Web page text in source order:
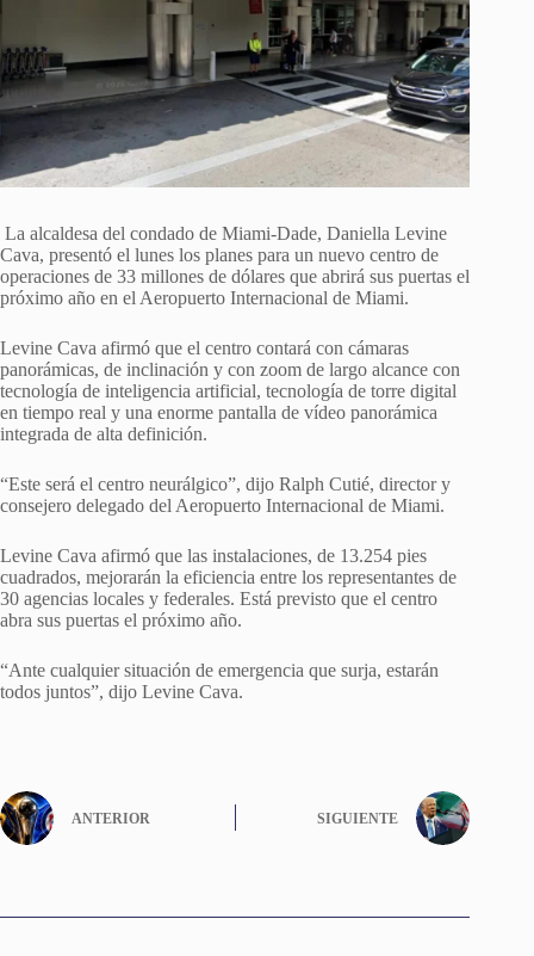
La alcaldesa del condado de Miami-Dade, Daniella Levine
Cava, presentó el lunes los planes para un nuevo centro de
operaciones de 33 millones de dólares que abrirá sus puertas el
próximo año en el Aeropuerto Internacional de Miami.
Levine Cava afirmó que el centro contará con cámaras
panorámicas, de inclinación y con zoom de largo alcance con
tecnología de inteligencia artificial, tecnología de torre digital
en tiempo real y una enorme pantalla de vídeo panorámica
integrada de alta definición.
“Este será el centro neurálgico”, dijo Ralph Cutié, director y
consejero delegado del Aeropuerto Internacional de Miami.
Levine Cava afirmó que las instalaciones, de 13.254 pies
cuadrados, mejorarán la eficiencia entre los representantes de
30 agencias locales y federales. Está previsto que el centro
abra sus puertas el próximo año.
“Ante cualquier situación de emergencia que surja, estarán
todos juntos”, dijo Levine Cava.
ANTERIOR SIGUIENTE